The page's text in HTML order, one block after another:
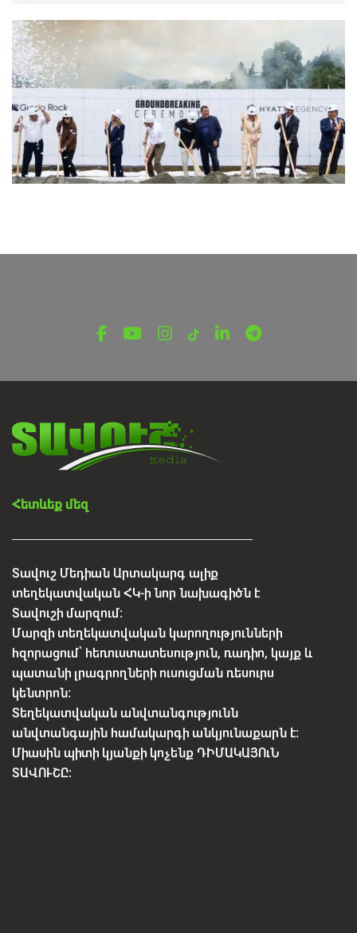
Հայաստանի առաջին Hyatt
խոշոր ներդրում զբոսաշրջության ոլորտում
Հետևեք մեզ
Տավուշ Մեդիան Արտակարգ ալիք
տեղեկատվական ՀԿ-ի նոր նախագիծն է
Տավուշի մարզում:
Մարզի տեղեկատվական կարողությունների
հզորացում՝ հեռուստատեսություն, ռադիո, կայք և
պատանի լրագրողների ուսուցման ռեսուրս
կենտրոն:
Տեղեկատվական անվտանգությունն
անվտանգային համակարգի անկյունաքարն է:
Միասին պիտի կյանքի կոչենք ԴԻՄԱԿԱՅՈւՆ
ՏԱՎՈՒՇԸ: